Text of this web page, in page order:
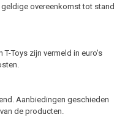
overeenkomst tot stand
Toys zijn vermeld in euro's
Aanbiedingen geschieden
de producten.